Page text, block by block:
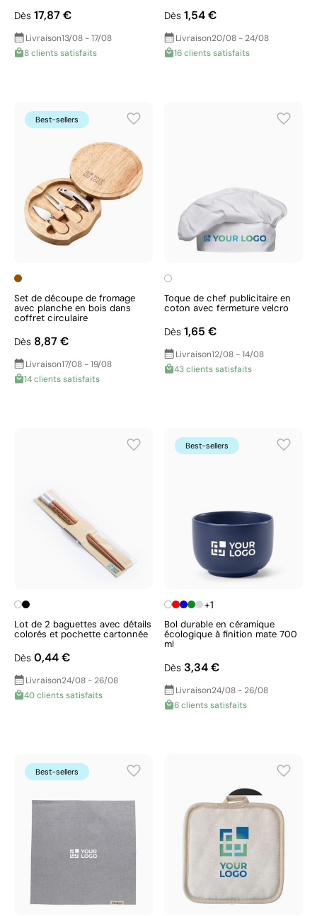
Dès 17,87 €
Livraison13/08 - 17/08
8 clients satisfaits
Dès 1,54 €
Livraison20/08 - 24/08
16 clients satisfaits
Best-sellers
Set de découpe de fromage
avec planche en bois dans
coffret circulaire
Dès 8,87 €
Livraison17/08 - 19/08
14 clients satisfaits
Toque de chef publicitaire en
coton avec fermeture velcro
Dès 1,65 €
Livraison12/08 - 14/08
43 clients satisfaits
Lot de 2 baguettes avec détails
colorés et pochette cartonnée
Dès 0,44 €
Livraison24/08 - 26/08
40 clients satisfaits
Best-sellers
+1
Bol durable en céramique
écologique à finition mate 700
ml
Dès 3,34 €
Livraison24/08 - 26/08
6 clients satisfaits
Best-sellers